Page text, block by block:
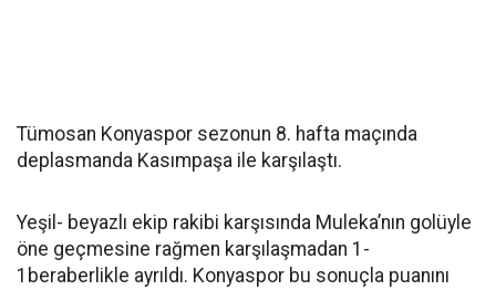
Tümosan Konyaspor sezonun 8. hafta maçında
deplasmanda Kasımpaşa ile karşılaştı.
Yeşil- beyazlı ekip rakibi karşısında Muleka’nın golüyle
öne geçmesine rağmen karşılaşmadan 1-
1beraberlikle ayrıldı. Konyaspor bu sonuçla puanını